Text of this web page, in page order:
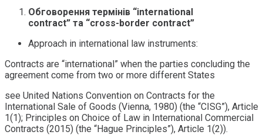
Обговорення термінів “international
contract” та “cross-border contract”
Approach in international law instruments:
Contracts are “international” when the parties concluding the
agreement come from two or more different States
see United Nations Convention on Contracts for the
International Sale of Goods (Vienna, 1980) (the “CISG”), Article
1(1); Principles on Choice of Law in International Commercial
Contracts (2015) (the “Hague Principles”), Article 1(2)).